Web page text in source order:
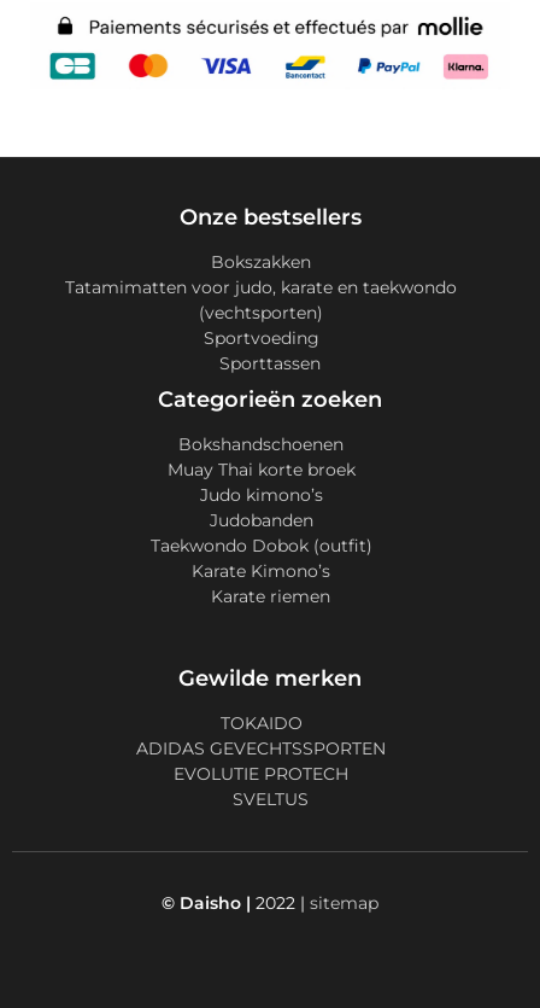
Onze bestsellers
Bokszakken
Tatamimatten voor judo, karate en taekwondo
(vechtsporten)
Sportvoeding
Sporttassen
Categorieën zoeken
Bokshandschoenen
Muay Thai korte broek
Judo kimono’s
Judobanden
Taekwondo Dobok (outfit)
Karate Kimono’s
Karate riemen
Gewilde merken
TOKAIDO
ADIDAS GEVECHTSSPORTEN
EVOLUTIE PROTECH
SVELTUS
© Daisho | 2022 | sitemap